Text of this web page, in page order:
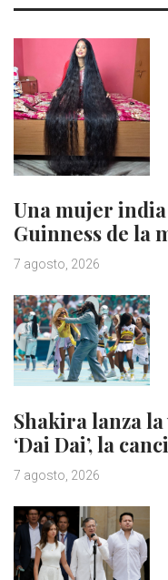
Una mujer
Guinness de la
7 agosto, 2026
Shakira lanza
‘Dai Dai’, la
7 agosto, 2026